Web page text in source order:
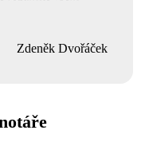
Zdeněk Dvořáček